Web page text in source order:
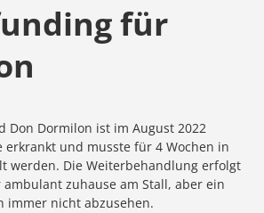
für
Don Dormilon ist im August 2022
erkrankt und musste für 4 Wochen in
werden. Die Weiterbehandlung erfolgt
zuhause am Stall, aber ein
immer nicht abzusehen.